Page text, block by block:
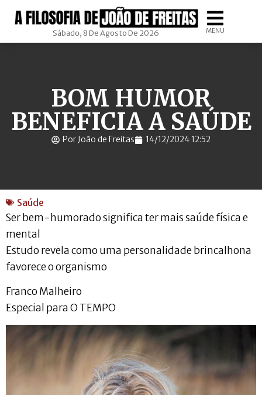
Sábado, 8 De Agosto De 2026 MENU
BOM HUMOR
BENEFICIA A SAÚDE
Por João de Freitas 14/12/2024 12:52
Saúde
Ser bem-humorado significa ter mais saúde física e
mental
Estudo revela como uma personalidade brincalhona
favorece o organismo
Franco Malheiro
Especial para O TEMPO